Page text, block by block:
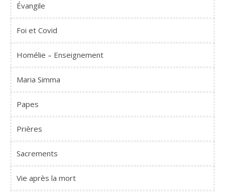
Évangile
Foi et Covid
Homélie – Enseignement
Maria Simma
Papes
Prières
Sacrements
Vie après la mort